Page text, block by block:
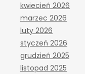
kwiecień 2026
marzec 2026
luty 2026
styczeń 2026
grudzień 2025
listopad 2025